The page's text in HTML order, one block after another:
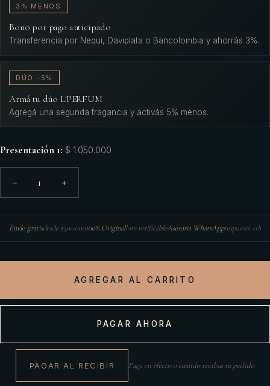
3% MENOS
Bono por pago anticipado
Transferencia por Nequi, Daviplata o Bancolombia y ahorrás 3%.
DÚO -5%
Armá tu dúo L'PERFUM
Agregá una segunda fragancia y activás 5% menos.
Presentación 1: $ 1.050.000
− 1 +
Envío gratisdesde $300.000100% Originallote verificableAsesoría WhatsApprespuesta <1h
AGREGAR AL CARRITO
PAGAR AHORA
PAGAR AL RECIBIR Paga en efectivo cuando recibas tu pedido